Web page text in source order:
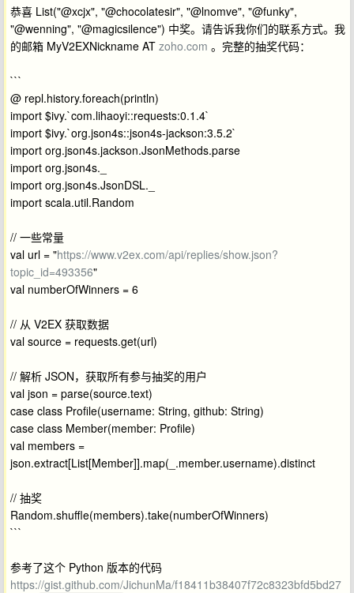
恭喜 List("@xcjx", "@chocolatesir", "@lnomve", "@funky",
"@wenning", "@magicsilence") 中奖。请告诉我你们的联系方式。我
的邮箱 MyV2EXNickname AT zoho.com 。完整的抽奖代码：
```
@ repl.history.foreach(println)
import $ivy.`com.lihaoyi::requests:0.1.4`
import $ivy.`org.json4s::json4s-jackson:3.5.2`
import org.json4s.jackson.JsonMethods.parse
import org.json4s._
import org.json4s.JsonDSL._
import scala.util.Random
// 一些常量
val url = "https://www.v2ex.com/api/replies/show.json?
topic_id=493356"
val numberOfWinners = 6
// 从 V2EX 获取数据
val source = requests.get(url)
// 解析 JSON，获取所有参与抽奖的用户
val json = parse(source.text)
case class Profile(username: String, github: String)
case class Member(member: Profile)
val members =
json.extract[List[Member]].map(_.member.username).distinct
// 抽奖
Random.shuffle(members).take(numberOfWinners)
```
参考了这个 Python 版本的代码
https://gist.github.com/JichunMa/f18411b38407f72c8323bfd5bd27